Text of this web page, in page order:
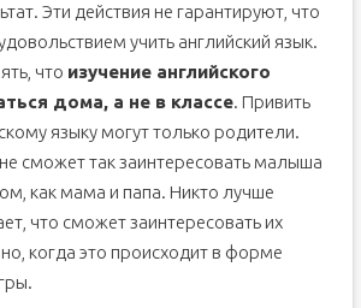
Эти действия не гарантируют, что
учить английский язык.
что изучение английского
дома, а не в классе. Привить
языку могут только родители.
сможет так заинтересовать малыша
как мама и папа. Никто лучше
что сможет заинтересовать их
когда это происходит в форме